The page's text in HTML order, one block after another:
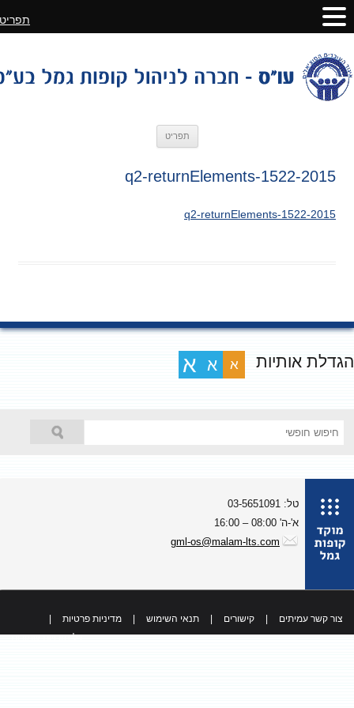
תפריט
2015-q2-returnElements-1522
2015-q2-returnElements-1522
אותיות א א א
טל: 03-5651091
א'-ה' 08:00 – 16:00
gml-os@malam-lts.com
צור קשר עמיתים קישורים תנאי השימוש מדיניות פרטיות
כל הזכויות שמורות
תפריט